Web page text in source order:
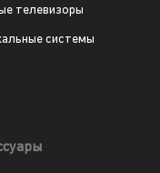
телевизоры
системы